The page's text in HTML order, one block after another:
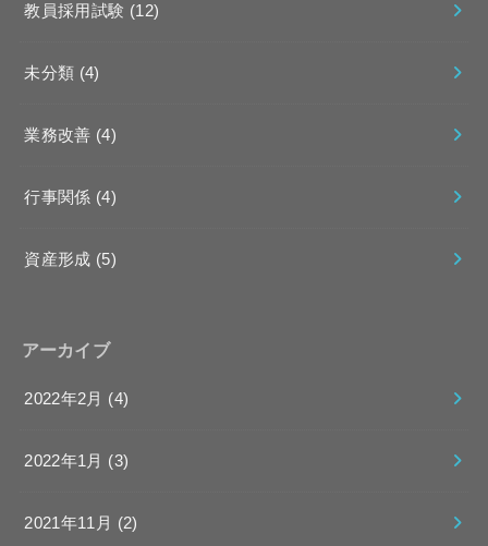
教員採用試験 (12)
未分類 (4)
業務改善 (4)
行事関係 (4)
資産形成 (5)
アーカイブ
2022年2月 (4)
2022年1月 (3)
2021年11月 (2)